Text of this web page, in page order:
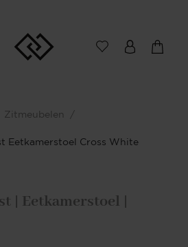
Zitmeubelen
/
Eetkamerstoel Cross White
| Eetkamerstoel |